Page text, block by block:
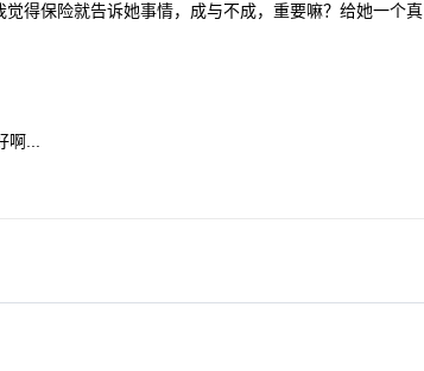
得保险就告诉她事情，成与不成，重要嘛？给她一个真
...